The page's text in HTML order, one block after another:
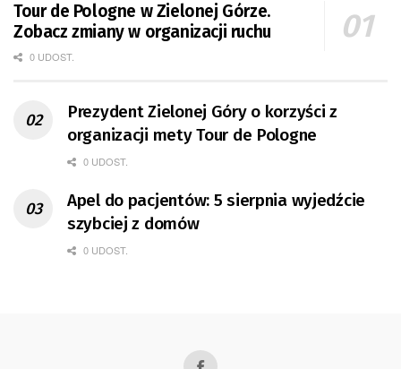
Tour de Pologne w Zielonej Górze.
Zobacz zmiany w organizacji ruchu
0 UDOST.
Prezydent Zielonej Góry o korzyści z
organizacji mety Tour de Pologne
0 UDOST.
Apel do pacjentów: 5 sierpnia wyjedźcie
szybciej z domów
0 UDOST.